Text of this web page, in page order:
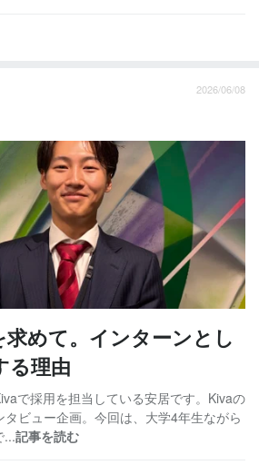
2026/06/08
求めて。インターンとし
る理由
で採用を担当している安居です。Kivaの
タビュー企画。今回は、大学4年生ながら
...記事を読む